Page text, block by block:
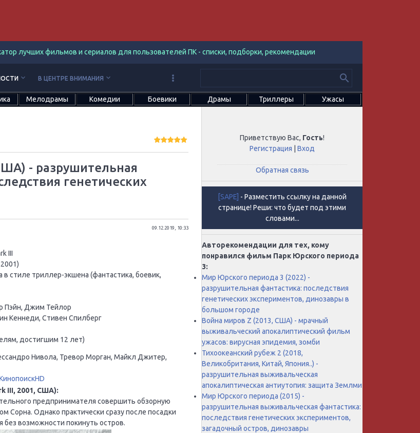
лучших фильмов и сериалов для пользователей ПК - списки, подборки, рекомендации
keyboard_arrow_down В ЦЕНТРЕ ВНИМАНИЯ keyboard_arrow_down
Мелодрамы Комедии Боевики Драмы Триллеры Ужасы
- разрушительная
генетических
09.12.2019, 10:33
III
в стиле триллер-экшена (фантастика, боевик,
Пэйн, Джим Тейлор
Кеннеди, Стивен Спилберг
достигшим 12 лет)
Нивола, Тревор Морган, Майкл Джитер,
III, 2001, США):
предпринимателя совершить обзорную
Сорна. Однако практически сразу после посадки
без возможности покинуть остров.
Приветствую Вас, Гость!
Регистрация |Вход
Обратная связь
[SAPE] - Разместить ссылку на данной
странице! Реши: что будет под этими
словами...
Авторекомендации для тех, кому
понравился фильм Парк Юрского периода
3:
Мир Юрского периода 3 (2022) -
разрушительная фантастика: последствия
генетических экспериментов, динозавры в
большом городе
Война миров Z (2013, США) - мрачный
выживальческий апокалиптический фильм
ужасов: вирусная эпидемия, зомби
Тихоокеанский рубеж 2 (2018,
Великобритания, Китай, Япония..) -
разрушительная выживальческая
апокалиптическая антиутопия: защита Землми
Мир Юрского периода (2015) -
разрушительная выживальческая фантастика:
последствия генетических экспериментов,
загадочный остров, динозавры